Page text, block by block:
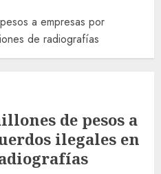
a empresas por
de radiografías
de pesos a
ilegales en